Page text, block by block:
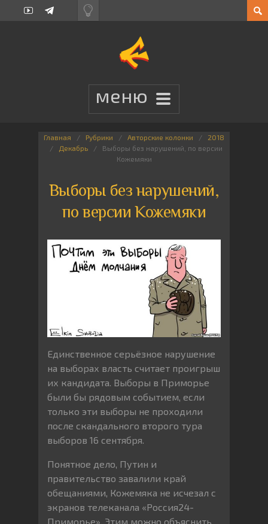
Главная Рубрики Авторские колонки
2018
Декабрь
Выборы без нарушений, по версии
Кожемяки
Выборы без нарушений,
по версии Кожемяки
Единственное серьёзное нарушение
на выборах власть считает проигрыш
их кандидата. Выборы в Приморье
были бы рядовым событием, если
только эти выборы не проходили
после скандального второго тура
выборов 16 сентября.
Понятное дело, Путин и
правительство завалили край
обещаниями, Кожемяка не исчезал с
экранов телеканала «Россия24-
Приморье». Этим можно объяснить